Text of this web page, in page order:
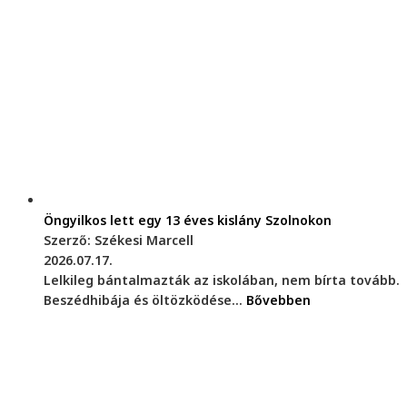
Öngyilkos lett egy 13 éves kislány Szolnokon
Szerző: Székesi Marcell
2026.07.17.
Lelkileg bántalmazták az iskolában, nem bírta tovább.
Beszédhibája és öltözködése... Bővebben